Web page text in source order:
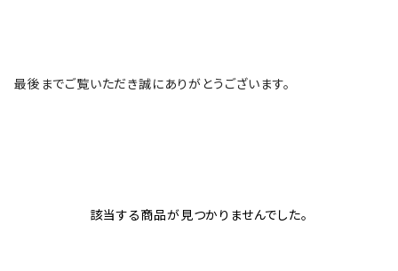
最後までご覧いただき誠にありがとうございます。
該当する商品が見つかりませんでした。